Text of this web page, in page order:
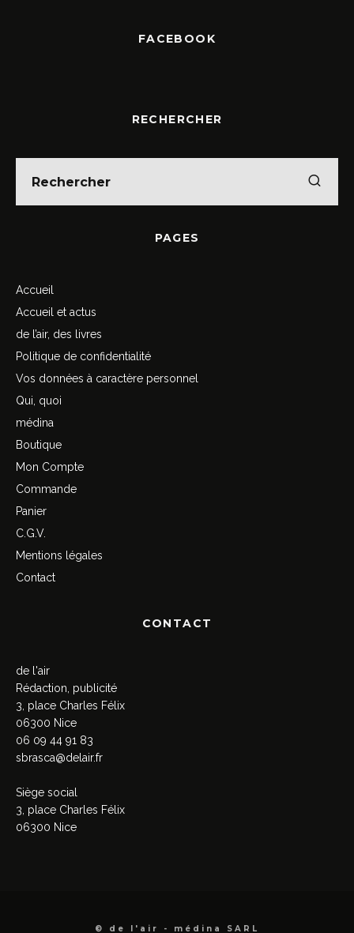
FACEBOOK
RECHERCHER
PAGES
Accueil
Accueil et actus
de l’air, des livres
Politique de confidentialité
Vos données à caractère personnel
Qui, quoi
médina
Boutique
Mon Compte
Commande
Panier
C.G.V.
Mentions légales
Contact
CONTACT
de l'air
Rédaction, publicité
3, place Charles Félix
06300 Nice
06 09 44 91 83
sbrasca@delair.fr
Siège social
3, place Charles Félix
06300 Nice
© de l'air - médina SARL